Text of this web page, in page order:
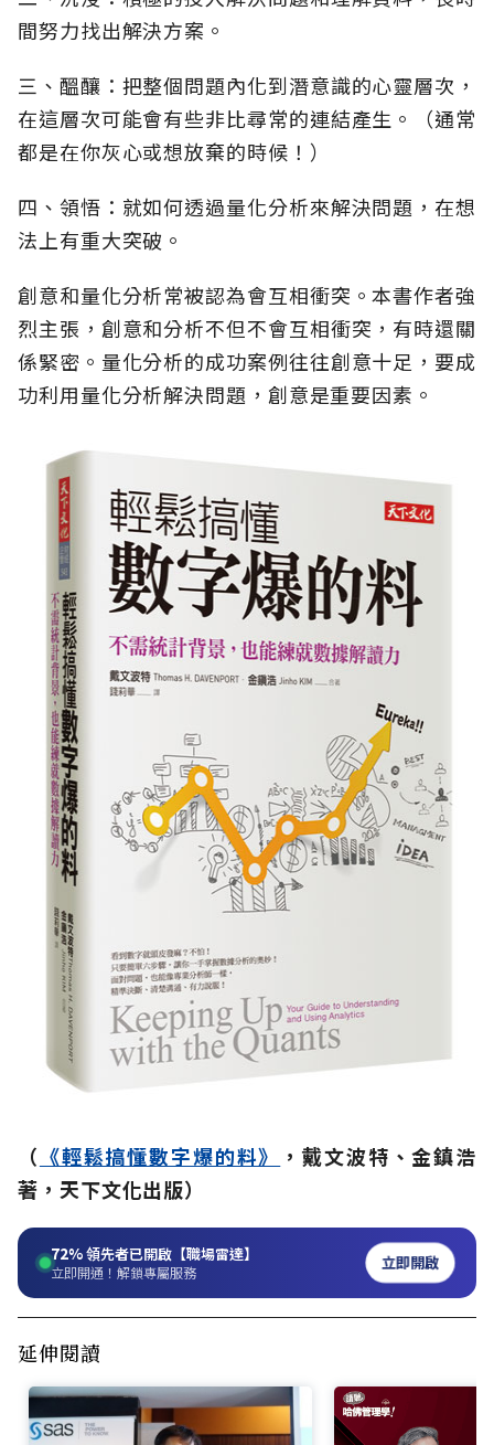
間努力找出解決方案。
三、醞釀：把整個問題內化到潛意識的心靈層次，
在這層次可能會有些非比尋常的連結產生。（通常
都是在你灰心或想放棄的時候！）
四、領悟：就如何透過量化分析來解決問題，在想
法上有重大突破。
創意和量化分析常被認為會互相衝突。本書作者強
烈主張，創意和分析不但不會互相衝突，有時還關
係緊密。量化分析的成功案例往往創意十足，要成
功利用量化分析解決問題，創意是重要因素。
（ 《輕鬆搞懂數字爆的料》
，戴文波特、金鎮浩
著，天下文化出版）
72%領先者已開啟【職場雷達】
立即開通！解鎖專屬服務 立即開啟
延伸閱讀